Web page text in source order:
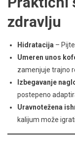
zdravlju
Hidratacija –
Umeren unos
zamenjuje trajno
Izbegavanje
postepeno
Uravnotežena
kalijum može